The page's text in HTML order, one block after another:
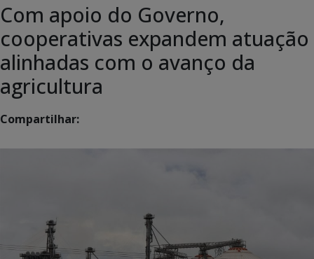
Com apoio do Governo,
cooperativas expandem atuação
alinhadas com o avanço da
agricultura
Compartilhar: